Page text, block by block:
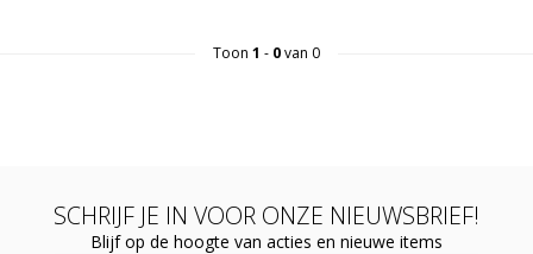
Toon 1 - 0van 0
SCHRIJF JE IN VOOR ONZE NIEUWSBRIEF!
Blijf op de hoogte van acties en nieuwe items